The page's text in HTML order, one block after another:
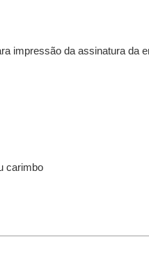
impressão da assinatura da
carimbo